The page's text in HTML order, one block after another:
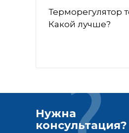
Терморегулятор
Какой лучше?
Нужна
консультация?